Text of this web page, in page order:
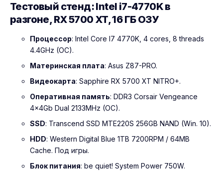
Тестовый стенд: Intel i7-4770K в
разгоне, RX 5700 XT, 16 ГБ ОЗУ
Процессор: Intel Core I7 4770K, 4 cores, 8 threads
4.4GHz (OC).
Материнская плата: Asus Z87-PRO.
Видеокарта: Sapphire RX 5700 XT NITRO+.
Оперативная память: DDR3 Corsair Vengeance
4x4Gb Dual 2133MHz (OC).
SSD: Transcend SSD MTE220S 256GB NAND (Win. 10).
HDD: Western Digital Blue 1TB 7200RPM / 64MB
Cache. Под игры.
Блок питания: be quiet! System Power 750W.